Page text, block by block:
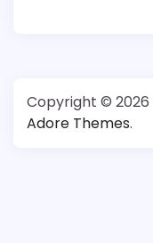
Copyright © 2026
Adore Themes.